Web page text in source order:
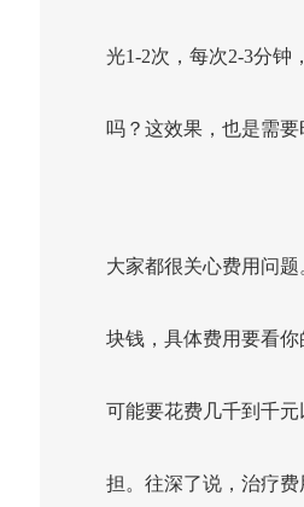
光1-2次，每次2-3分钟
吗？这效果，也是需要
大家都很关心费用问
块钱，具体费用要看
可能要花费几千到千
担。往深了说，治疗